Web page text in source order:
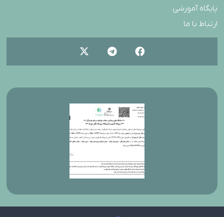
پایگاه آموزشی
ارتباط با ما